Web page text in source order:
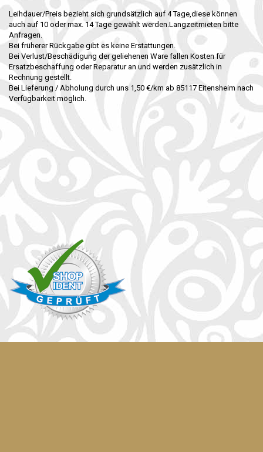
Leihdauer/Preis bezieht sich grundsätzlich auf 4 Tage,diese können
auch auf 10 oder max. 14 Tage gewählt werden.Langzeitmieten bitte
Anfragen.
Bei früherer Rückgabe gibt es keine Erstattungen.
Bei Verlust/Beschädigung der geliehenen Ware fallen Kosten für
Ersatzbeschaffung oder Reparatur an und werden zusätzlich in
Rechnung gestellt.
Bei Lieferung / Abholung durch uns 1,50 €/km ab 85117 Eitensheim nach
Verfügbarkeit möglich.